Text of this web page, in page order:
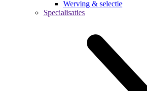
Werving & selectie
Specialisaties